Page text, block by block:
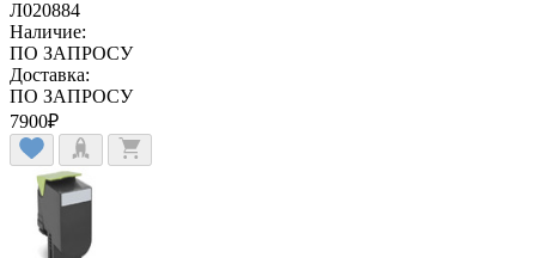
Л020884
Наличие:
ПО ЗАПРОСУ
Доставка:
ПО ЗАПРОСУ
7900₽